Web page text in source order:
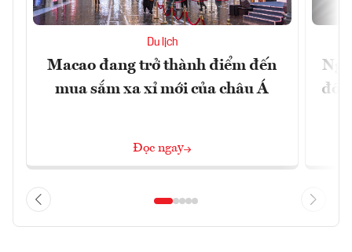
Du lịch
Macao đang trở thành điểm đến
mua sắm xa xỉ mới của châu Á
Đọc ngay
đổi